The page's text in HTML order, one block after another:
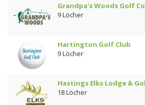
Grandpa's Woods Golf
9 Löcher
Hartington Golf Club
9 Löcher
Hastings Elks Lodge &
18 Löcher